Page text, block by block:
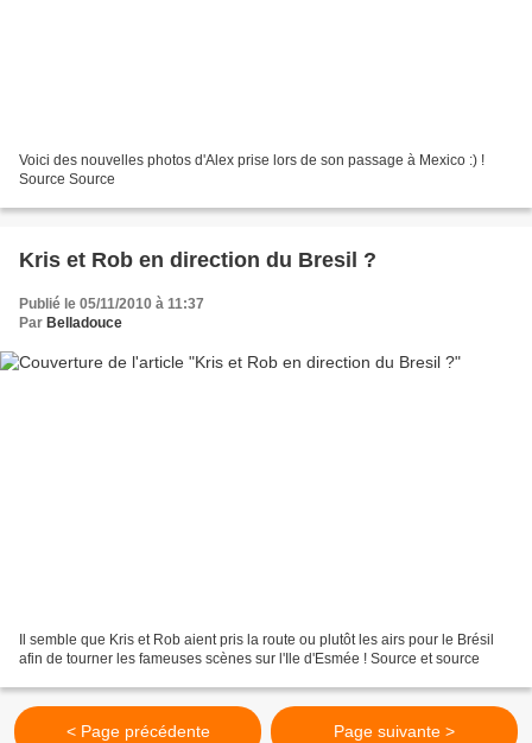
Voici des nouvelles photos d'Alex prise lors de son passage à Mexico :) !
Source Source
Kris et Rob en direction du Bresil ?
Publié le 05/11/2010 à 11:37
Par Belladouce
Il semble que Kris et Rob aient pris la route ou plutôt les airs pour le Brésil
afin de tourner les fameuses scènes sur l'Ile d'Esmée ! Source et source
< Page précédente Page suivante >